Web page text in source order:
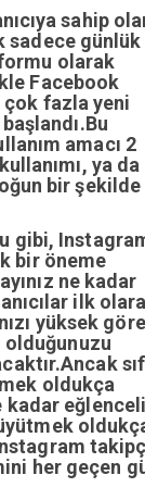
sahip
sadece günlük
olarak
Facebook
çok fazla yeni
amacı 2
ya da
bir şekilde
gibi,
bir öneme
ne kadar
ilk
yüksek
olduğunuzu
oldukça
kadar
her geçen